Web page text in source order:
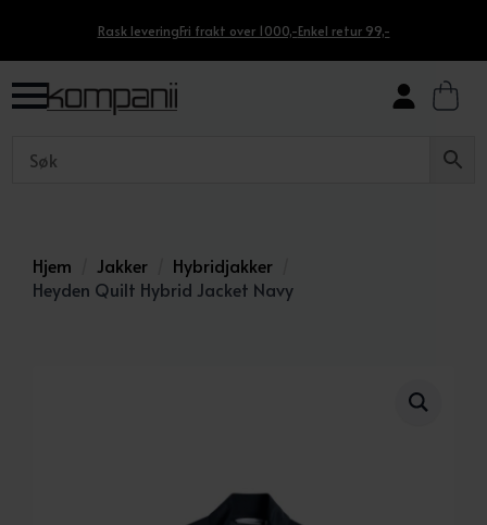
Rask leveringFri frakt over 1000,-Enkel retur 99,-
Hjem Jakker
Hybridjakker
Heyden Quilt Hybrid Jacket Navy